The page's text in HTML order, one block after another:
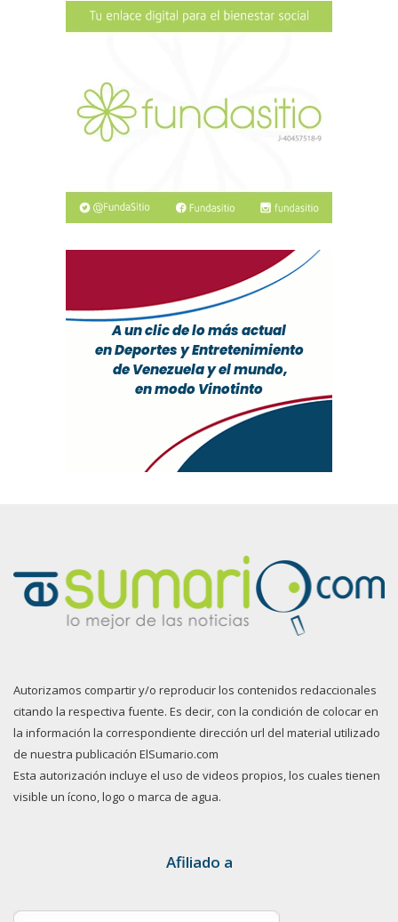
Autorizamos compartir y/o reproducir los contenidos redaccionales
citando la respectiva fuente. Es decir, con la condición de colocar en
la información la correspondiente dirección url del material utilizado
de nuestra publicación ElSumario.com
Esta autorización incluye el uso de videos propios, los cuales tienen
visible un ícono, logo o marca de agua.
Afiliado a